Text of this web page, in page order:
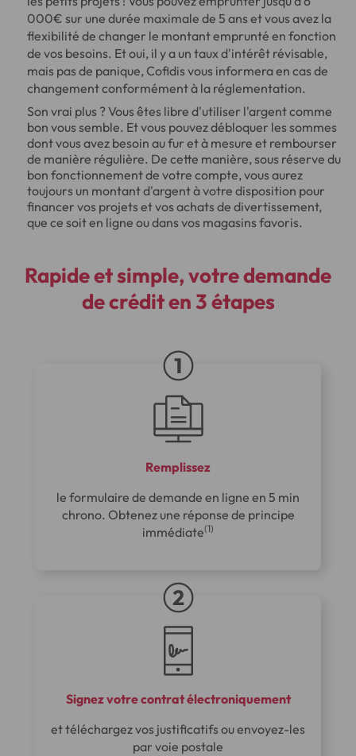
000€ sur une durée maximale de 5 ans et vous avez la
flexibilité de changer le montant emprunté en fonction
de vos besoins. Et oui, il y a un taux d'intérêt révisable,
mais pas de panique, Cofidis vous informera en cas de
changement conformément à la réglementation.
Son vrai plus ? Vous êtes libre d'utiliser l'argent comme
bon vous semble. Et vous pouvez débloquer les sommes
dont vous avez besoin au fur et à mesure et rembourser
de manière régulière. De cette manière, sous réserve du
bon fonctionnement de votre compte, vous aurez
toujours un montant d'argent à votre disposition pour
financer vos projets et vos achats de divertissement,
que ce soit en ligne ou dans vos magasins favoris.
Rapide et simple, votre demande
de crédit en 3 étapes
Remplissez
le formulaire de demande en ligne en 5 min
chrono. Obtenez une réponse de principe
immédiate(1)
Signez votre contrat électroniquement
et téléchargez vos justificatifs ou envoyez-les
par voie postale